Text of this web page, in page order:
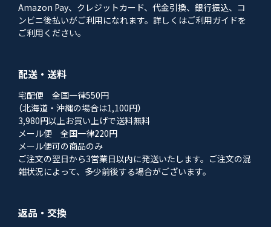
Amazon Pay、クレジットカード、代金引換、銀行振込、コ
ンビニ後払いがご利用になれます。詳しくはご利用ガイドを
ご利用ください。
配送・送料
宅配便 全国一律550円
（北海道・沖縄の場合は1,100円）
3,980円以上お買い上げで送料無料
メール便 全国一律220円
メール便可の商品のみ
ご注文の翌日から3営業日以内に発送いたします。ご注文の混
雑状況によって、多少前後する場合がございます。
返品・交換